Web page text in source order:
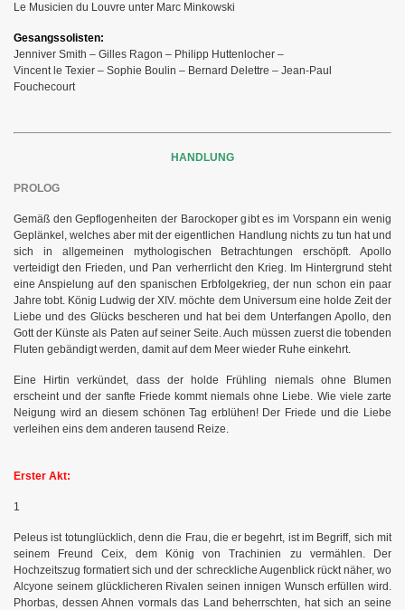
Le Musicien du Louvre unter Marc Minkowski
Gesangssolisten:
Jenniver Smith – Gilles Ragon – Philipp Huttenlocher –
Vincent le Texier – Sophie Boulin – Bernard Delettre – Jean-Paul
Fouchecourt
HANDLUNG
PROLOG
Gemäß den Gepflogenheiten der Barockoper gibt es im Vorspann ein wenig
Geplänkel, welches aber mit der eigentlichen Handlung nichts zu tun hat und
sich in allgemeinen mythologischen Betrachtungen erschöpft. Apollo
verteidigt den Frieden, und Pan verherrlicht den Krieg. Im Hintergrund steht
eine Anspielung auf den spanischen Erbfolgekrieg, der nun schon ein paar
Jahre tobt. König Ludwig der XIV. möchte dem Universum eine holde Zeit der
Liebe und des Glücks bescheren und hat bei dem Unterfangen Apollo, den
Gott der Künste als Paten auf seiner Seite. Auch müssen zuerst die tobenden
Fluten gebändigt werden, damit auf dem Meer wieder Ruhe einkehrt.
Eine Hirtin verkündet, dass der holde Frühling niemals ohne Blumen
erscheint und der sanfte Friede kommt niemals ohne Liebe. Wie viele zarte
Neigung wird an diesem schönen Tag erblühen! Der Friede und die Liebe
verleihen eins dem anderen tausend Reize.
Erster Akt:
1
Peleus ist totunglücklich, denn die Frau, die er begehrt, ist im Begriff, sich mit
seinem Freund Ceix, dem König von Trachinien zu vermählen. Der
Hochzeitszug formatiert sich und der schreckliche Augenblick rückt näher, wo
Alcyone seinem glücklicheren Rivalen seinen innigen Wunsch erfüllen wird.
Phorbas, dessen Ahnen vormals das Land beherrschten, hat sich an seine